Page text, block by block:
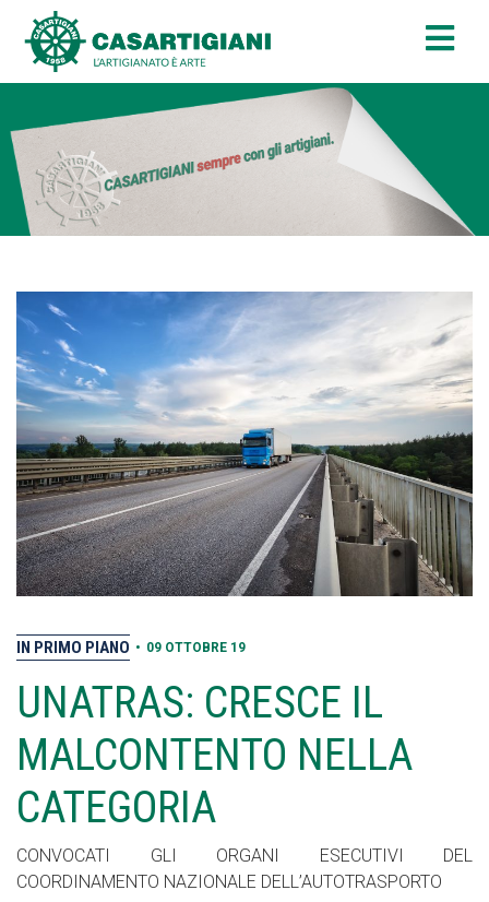
IN PRIMO PIANO • 09 OTTOBRE 19
UNATRAS: CRESCE IL
MALCONTENTO NELLA
CATEGORIA
CONVOCATI GLI ORGANI ESECUTIVI DEL
COORDINAMENTO NAZIONALE DELL’AUTOTRASPORTO